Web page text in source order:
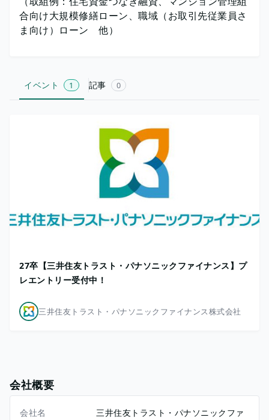
合向け大規模修繕ローン、職域（お取引先従業員さ
ま向け）ローン 他）
イベント 1 記事 0
27卒【三井住友トラスト・パナソニックファイナンス】プ
レエントリー受付中！
三井住友トラスト・パナソニックファイナンス株式会社
会社概要
会社名
三井住友トラスト・パナソニックファ